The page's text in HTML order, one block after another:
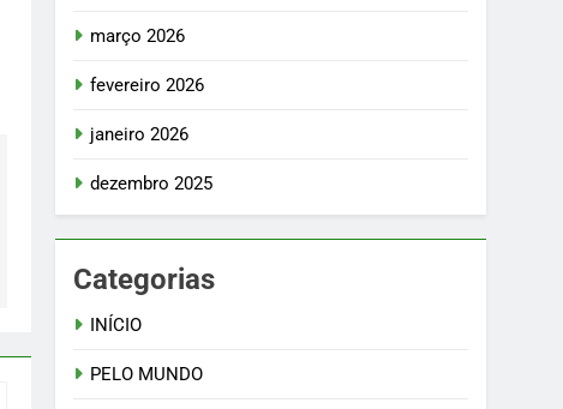
março 2026
fevereiro 2026
janeiro 2026
dezembro 2025
Categorias
INÍCIO
PELO MUNDO